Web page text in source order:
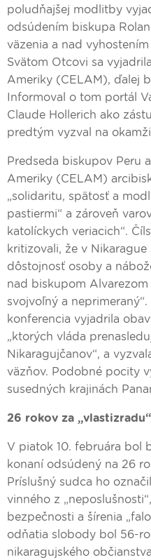
poludňajšej modlitby
odsúdením biskupa
väzenia a nad
Svätom Otcovi sa
Ameriky (CELAM), ďalej
Informoval o tom portál
Claude Hollerich ako
predtým vyzval na
Predseda biskupov Peru
Ameriky (CELAM)
„solidaritu, spätosť a
pastiermi“ a zároveň
katolíckych veriacich“.
kritizovali, že v Nikarague
dôstojnosť osoby a
nad biskupom Alvarezom
svojvoľný a
konferencia vyjadrila
„ktorých vláda
Nikaragujčanov“, a
väzňov. Podobné pocity
susedných krajinách
26 rokov za „vlastizradu“
V piatok 10. februára bol
konaní odsúdený na 26
Príslušný sudca ho
vinného z
bezpečnosti a šírenia
odňatia slobody bol 56-
nikaragujského